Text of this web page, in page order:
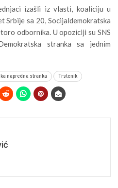
izašli iz vlasti, koaliciju u
Srbije sa 20, Socijaldemokratska
odbornika. U opoziciji su SNS
stranka sa jednim
napredna stranka Trstenik